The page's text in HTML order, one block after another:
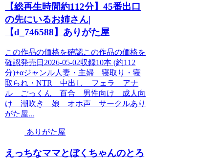
【総再生時間約112分】45番出口
の先にいるお姉さん|
【d_746588】ありがた屋
この作品の価格を確認この作品の価格を
確認発売日2026-05-02収録10本 (約112
分)+αジャンル人妻・主婦 寝取り・寝
取られ・NTR 中出し フェラ アナ
ル ごっくん 百合 男性向け 成人向
け 潮吹き 娘 オホ声 サークルあり
がた屋...
ありがた屋
えっちなママとぼくちゃんのとろ